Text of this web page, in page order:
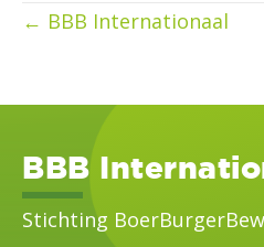
Posts
← BBB Internationaal
BBB
Stichting